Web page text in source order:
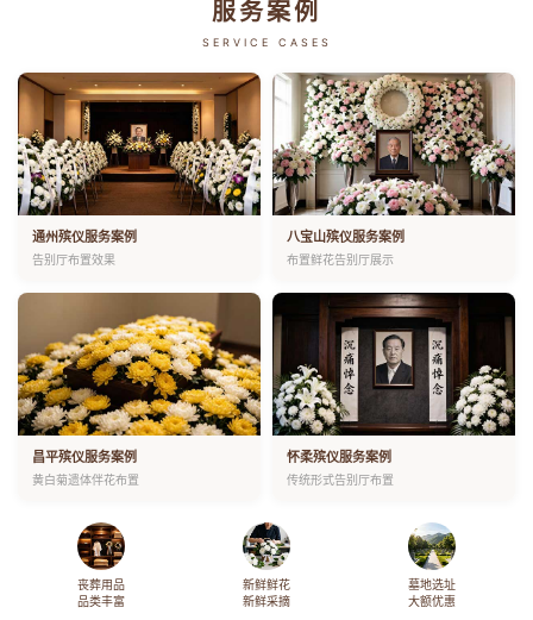
服务案例
SERVICE CASES
通州殡仪服务案例
告别厅布置效果
八宝山殡仪服务案例
布置鲜花告别厅展示
昌平殡仪服务案例
黄白菊遗体伴花布置
怀柔殡仪服务案例
传统形式告别厅布置
丧葬用品
品类丰富
新鲜鲜花
新鲜采摘
墓地选址
大额优惠